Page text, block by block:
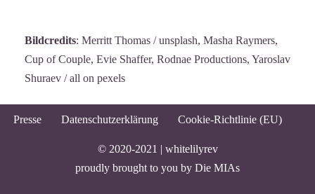
Bildcredits: Merritt Thomas / unsplash, Masha Raymers,
Cup of Couple, Evie Shaffer, Rodnae Productions, Yaroslav
Shuraev / all on pexels
Presse Datenschutzerklärung Cookie-Richtlinie (EU)
© 2020-2021 | whitelilyrev
proudly brought to you by Die MIAs